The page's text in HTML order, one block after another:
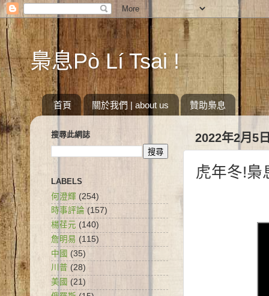
梟息Pò Lí Tsai !
首頁 關於我們 | about us 贊助梟息
2022年2月5
虎年冬!梟
搜尋此網誌
LABELS
何澄輝 (254)
時事評論 (157)
楊荏元 (140)
詹明易 (115)
中國 (35)
川普 (28)
美國 (21)